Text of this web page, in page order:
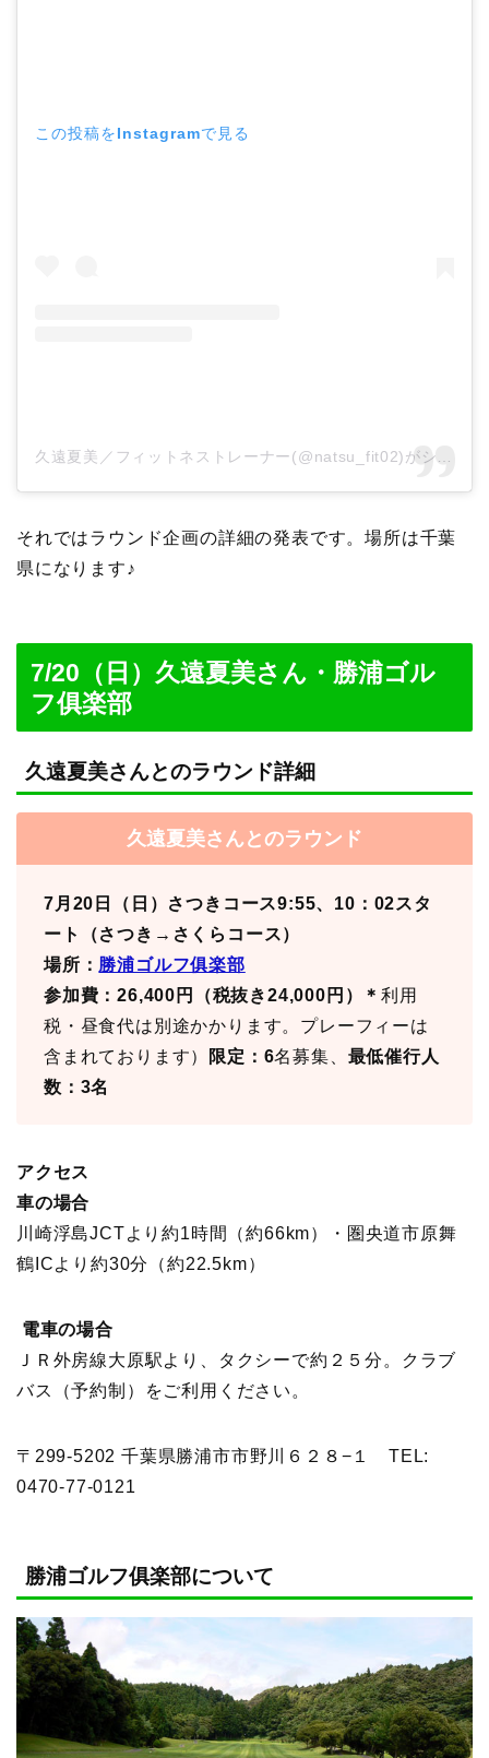
この投稿をInstagramで見る
それではラウンド企画の詳細の発表です。場所は千葉
県になります♪
7/20（日）久遠夏美さん・勝浦ゴル
フ俱楽部
久遠夏美さんとのラウンド詳細
久遠夏美さんとのラウンド
7月20日（日）さつきコース9:55、10：02スタ
ート（さつき→さくらコース）
場所： 勝浦ゴルフ俱楽部
参加費：26,400円（税抜き24,000円）＊利用
税・昼食代は別途かかります。プレーフィーは
含まれております）
限定：6名募集、 最低催行人
数：3名
アクセス
車の場合
川崎浮島JCTより約1時間（約66km）・圏央道市原舞
鶴ICより約30分（約22.5km）
電車の場合
ＪＲ外房線大原駅より、タクシーで約２５分。クラブ
バス（予約制）をご利用ください。
〒299-5202 千葉県勝浦市市野川６２８−１ TEL:
0470-77-0121
勝浦ゴルフ俱楽部について